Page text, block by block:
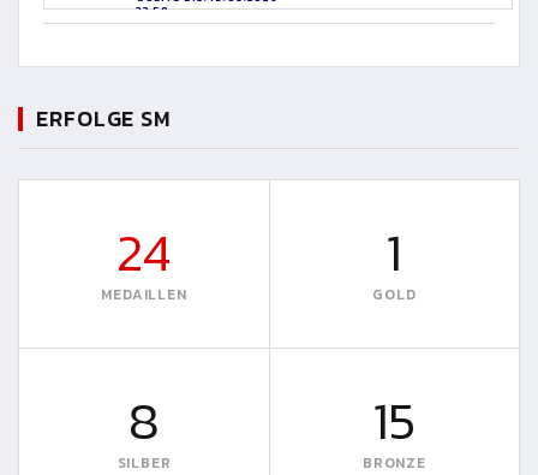
23:59
ERFOLGE SM
24
MEDAILLEN
1
GOLD
8
SILBER
15
BRONZE